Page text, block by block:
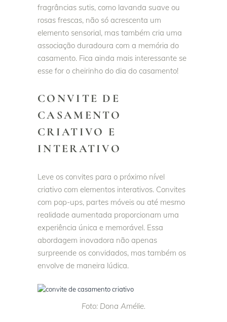
fragrâncias sutis, como lavanda suave ou
rosas frescas, não só acrescenta um
elemento sensorial, mas também cria uma
associação duradoura com a memória do
casamento. Fica ainda mais interessante se
esse for o cheirinho do dia do casamento!
CONVITE DE
CASAMENTO
CRIATIVO E
INTERATIVO
Leve os convites para o próximo nível
criativo com elementos interativos. Convites
com pop-ups, partes móveis ou até mesmo
realidade aumentada proporcionam uma
experiência única e memorável. Essa
abordagem inovadora não apenas
surpreende os convidados, mas também os
envolve de maneira lúdica.
Foto: Dona Amélie.